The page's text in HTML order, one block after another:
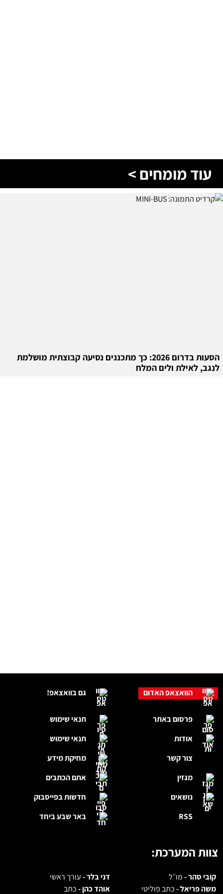
עוד מומחים >
הסעות בדרום 2026: כך מתכננים נסיעה קבוצתית מושלמת
לנגב, לאילת ולים המלח
גם בוואצאפ!
תנאי שימוש
תנאי שימוש
מחיקת מידע
אתם הכתבים
חדשות בפייסבוק
באר שבע ביחד
הוואצאפ האדום
פרסום באתר
אודות
צור קשר
מגזין
נושאים
RSS
צוות המערכת:
קובי סהר -מו״ל דני בלר -עורך ראשי
משה פריאל -כתב פוליטי אוהד כהן -כתב